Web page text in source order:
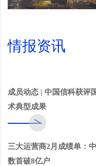
情报资讯
成员动态 | 中国信科获评
术典型成果
三大运营商2月成绩单：
数首破8亿户